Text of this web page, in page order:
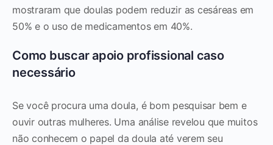
mostraram que doulas podem reduzir as cesáreas em
50% e o uso de medicamentos em 40%.
Como buscar apoio profissional caso
necessário
Se você procura uma doula, é bom pesquisar bem e
ouvir outras mulheres. Uma análise revelou que muitos
não conhecem o papel da doula até verem seu